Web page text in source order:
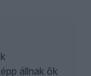
állnak ők